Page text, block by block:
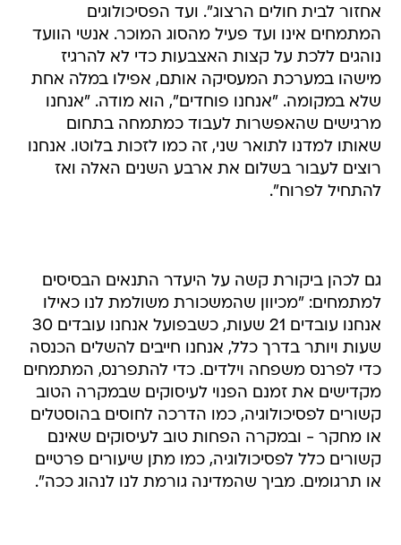
אחזור לבית חולים הרצוג". ועד הפסיכולוגים
המתמחים אינו ועד פעיל מהסוג המוכר. אנשי הוועד
נוהגים ללכת על קצות האצבעות כדי לא להרגיז
מישהו במערכת המעסיקה אותם, אפילו במלה אחת
שלא במקומה. "אנחנו פוחדים", הוא מודה. "אנחנו
מרגישים שהאפשרות לעבוד כמתמחה בתחום
שאותו למדנו לתואר שני, זה כמו לזכות בלוטו. אנחנו
רוצים לעבור בשלום את ארבע השנים האלה ואז
להתחיל לפרוח".
גם לכהן ביקורת קשה על היעדר התנאים הבסיסים
למתמחים: "מכיוון שהמשכורת משולמת לנו כאילו
אנחנו עובדים 21 שעות, כשבפועל אנחנו עובדים 30
שעות ויותר בדרך כלל, אנחנו חייבים להשלים הכנסה
כדי לפרנס משפחה וילדים. כדי להתפרנס, המתמחים
מקדישים את זמנם הפנוי לעיסוקים שבמקרה הטוב
קשורים לפסיכולוגיה, כמו הדרכה לחוסים בהוסטלים
או מחקר - ובמקרה הפחות טוב לעיסוקים שאינם
קשורים כלל לפסיכולוגיה, כמו מתן שיעורים פרטיים
או תרגומים. מביך שהמדינה גורמת לנו לנהוג ככה".